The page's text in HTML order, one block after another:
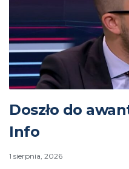
Doszło do
Info
1 sierpnia, 2026